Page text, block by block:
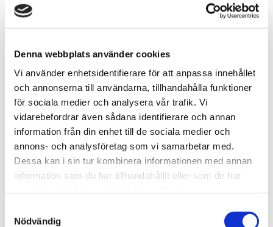
Denna webbplats använder cookies
Vi använder enhetsidentifierare för att anpassa innehållet
och annonserna till användarna, tillhandahålla funktioner
för sociala medier och analysera vår trafik. Vi
vidarebefordrar även sådana identifierare och annan
information från din enhet till de sociala medier och
annons- och analysföretag som vi samarbetar med.
Dessa kan i sin tur kombinera informationen med annan
information som du har tillhandahållit eller som de har
Nödvändig
Artikelnr
TAK2117
Leveranstid
Okänd leveranstid
Allmänt